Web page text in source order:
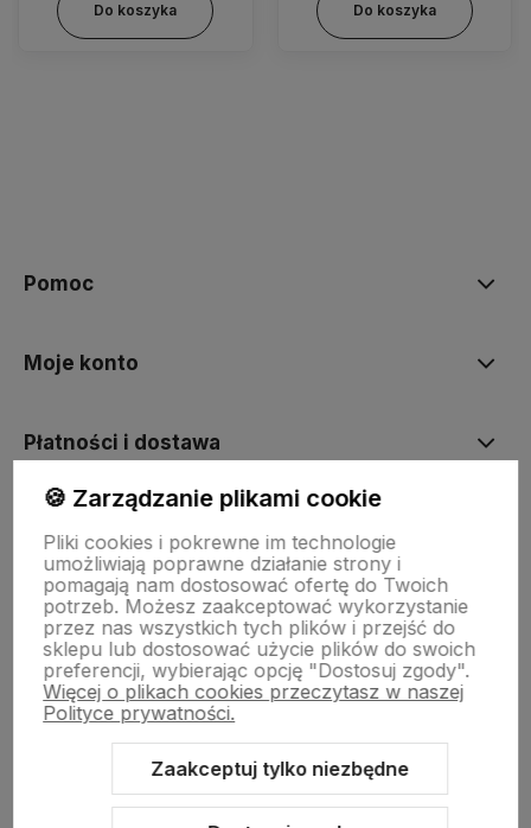
Do koszyka Do koszyka
Pomoc
Moje konto
Płatności i dostawa
O nas
Sklep internetowy Shoper.pl Szablon Shoper Modern 3.0™
🍪 Zarządzanie plikami cookie
Pliki cookies i pokrewne im technologie
umożliwiają poprawne działanie strony i
pomagają nam dostosować ofertę do Twoich
potrzeb. Możesz zaakceptować wykorzystanie
przez nas wszystkich tych plików i przejść do
sklepu lub dostosować użycie plików do swoich
preferencji, wybierając opcję "Dostosuj zgody".
Więcej o plikach cookies przeczytasz w naszej
Polityce prywatności.
Zaakceptuj tylko niezbędne